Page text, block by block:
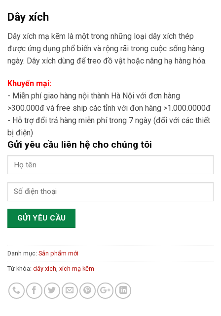
Dây xích
Dây xích mạ kẽm là một trong những loại dây xích thép
được ứng dụng phổ biến và rộng rãi trong cuộc sống hàng
ngày. Dây xích dùng để treo đồ vật hoặc nâng hạ hàng hóa.
Khuyến mại:
- Miễn phí giao hàng nội thành Hà Nội với đơn hàng
>300.000đ và free ship các tỉnh với đơn hàng >1.000.0000đ
- Hỗ trợ đổi trả hàng miễn phí trong 7 ngày (đối với các thiết
bị điện)
Gửi yêu cầu liên hệ cho chúng tôi
Danh mục: Sản phẩm mới
Từ khóa: dây xích, xích mạ kẽm